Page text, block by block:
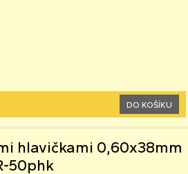
DO KOŠÍKU
hlavičkami 0,60x38mm
50phk